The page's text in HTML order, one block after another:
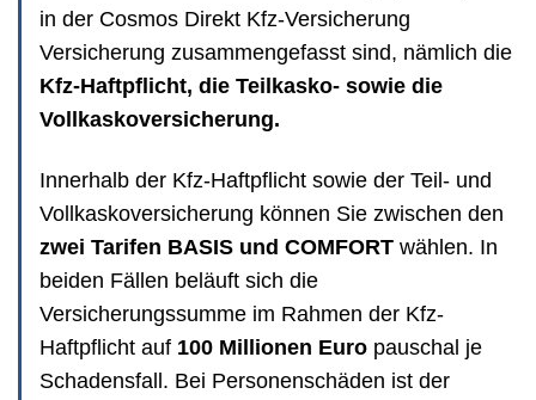
in der Cosmos Direkt Kfz-Versicherung
Versicherung zusammengefasst sind, nämlich die
Kfz-Haftpflicht, die Teilkasko- sowie die
Vollkaskoversicherung.
Innerhalb der Kfz-Haftpflicht sowie der Teil- und
Vollkaskoversicherung können Sie zwischen den
zwei Tarifen BASIS und COMFORT wählen. In
beiden Fällen beläuft sich die
Versicherungssumme im Rahmen der Kfz-
Haftpflicht auf 100 Millionen Euro pauschal je
Schadensfall. Bei Personenschäden ist der